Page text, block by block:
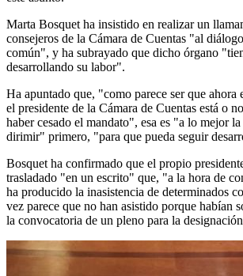
Marta Bosquet ha insistido en realizar un
consejeros de la Cámara de Cuentas "al
común", y ha subrayado que dicho órgano
desarrollando su labor".
Ha apuntado que, "como parece ser que ahora
el presidente de la Cámara de Cuentas está o
haber cesado el mandato", esa es "a lo mejor
dirimir" primero, "para que pueda seguir
Bosquet ha confirmado que el propio
trasladado "en un escrito" que, "a la hora de
ha producido la inasistencia de determinados
vez parece que no han asistido porque habían
la convocatoria de un pleno para la